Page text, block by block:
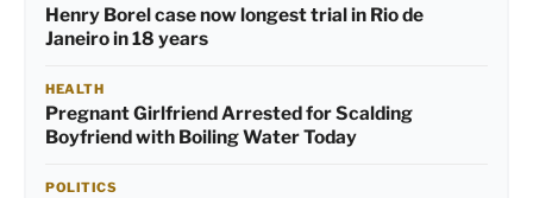
Henry Borel case now longest trial in Rio de
Janeiro in 18 years
HEALTH
Pregnant Girlfriend Arrested for Scalding
Boyfriend with Boiling Water Today
POLITICS